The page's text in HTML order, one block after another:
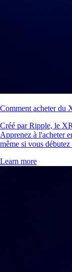
Comment acheter du
Créé par Ripple, le
Apprenez à l'acheter
même si vous
Learn more